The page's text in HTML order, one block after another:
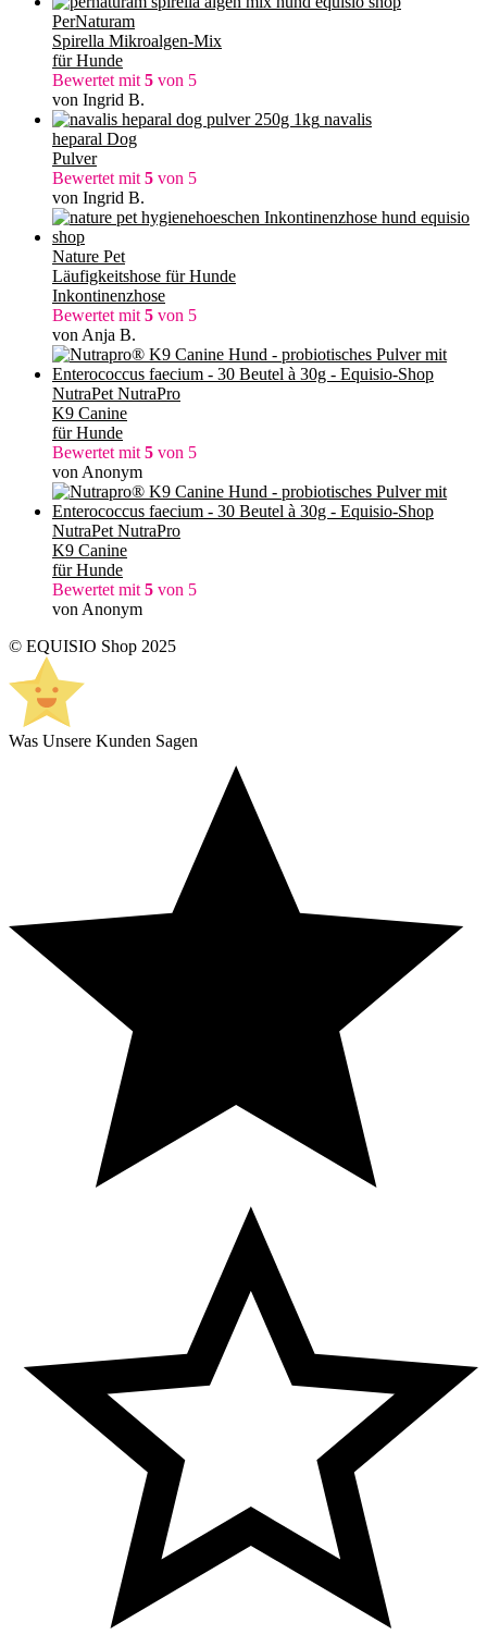
PerNaturam
Spirella Mikroalgen-Mix
für Hunde
Bewertet mit 5 von 5
von Ingrid B.
navalis
heparal Dog
Pulver
Bewertet mit 5 von 5
von Ingrid B.
Nature Pet
Läufigkeitshose für Hunde
Inkontinenzhose
Bewertet mit 5 von 5
von Anja B.
NutraPet NutraPro
K9 Canine
für Hunde
Bewertet mit 5 von 5
von Anonym
NutraPet NutraPro
K9 Canine
für Hunde
Bewertet mit 5 von 5
von Anonym
© EQUISIO Shop 2025
Was Unsere Kunden Sagen